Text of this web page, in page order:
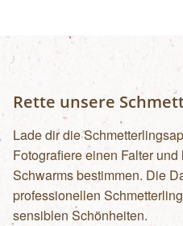
Rette unsere
Lade dir die
Fotografiere einen Falter
Schwarms bestimmen. Die
professionellen
sensiblen Schönheiten.